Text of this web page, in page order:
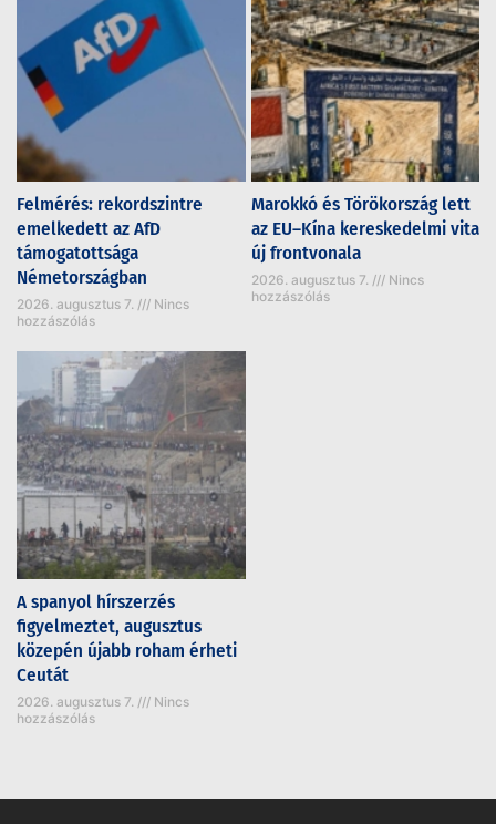
Felmérés: rekordszintre
emelkedett az AfD
támogatottsága
Németországban
2026. augusztus 7.
Nincs
hozzászólás
Marokkó és Törökország lett
az EU–Kína kereskedelmi vita
új frontvonala
2026. augusztus 7.
Nincs
hozzászólás
A spanyol hírszerzés
figyelmeztet, augusztus
közepén újabb roham érheti
Ceutát
2026. augusztus 7.
Nincs
hozzászólás